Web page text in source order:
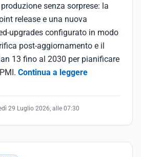
senza sorprese: la
release e una nuova
upgrades configurato in modo
post-aggiornamento e il
13 fino al 2030 per pianificare
Continua a leggere
29 Luglio 2026, alle 07:30